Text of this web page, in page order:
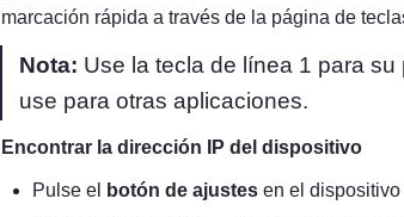
marcación rápida a través de la página de
Nota: Use la tecla de línea 1 para
use para otras aplicaciones.
Encontrar la dirección IP del dispositivo
Pulse el botón de ajustes en el dispositivo